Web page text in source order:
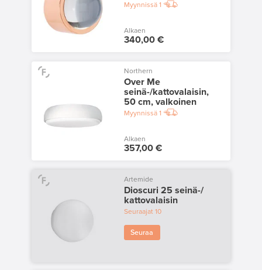
Myynnissä1
Alkaen
340,00 €
Northern
Over Me
seinä-/kattovalaisin,
50 cm, valkoinen
Myynnissä1
Alkaen
357,00 €
Artemide
Dioscuri 25 seinä-/
kattovalaisin
Seuraajat10
Seuraa